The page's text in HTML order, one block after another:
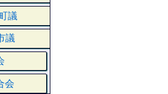
議
議
会